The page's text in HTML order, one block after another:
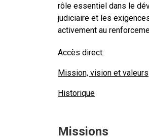
rôle essentiel dans le
judiciaire et les
activement au
Accès direct:
Mission, vision et valeurs
Historique
Missions